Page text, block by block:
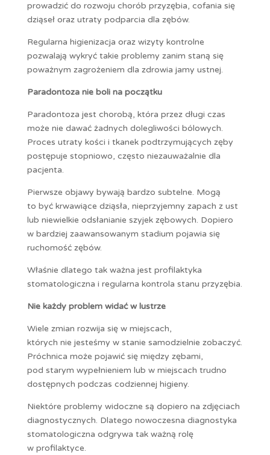
prowadzić do rozwoju chorób przyzębia, cofania się
dziąseł oraz utraty podparcia dla zębów.
Regularna higienizacja oraz wizyty kontrolne
pozwalają wykryć takie problemy zanim staną się
poważnym zagrożeniem dla zdrowia jamy ustnej.
Paradontoza nie boli na początku
Paradontoza jest chorobą, która przez długi czas
może nie dawać żadnych dolegliwości bólowych.
Proces utraty kości i tkanek podtrzymujących zęby
postępuje stopniowo, często niezauważalnie dla
pacjenta.
Pierwsze objawy bywają bardzo subtelne. Mogą
to być krwawiące dziąsła, nieprzyjemny zapach z ust
lub niewielkie odsłanianie szyjek zębowych. Dopiero
w bardziej zaawansowanym stadium pojawia się
ruchomość zębów.
Właśnie dlatego tak ważna jest profilaktyka
stomatologiczna i regularna kontrola stanu przyzębia.
Nie każdy problem widać w lustrze
Wiele zmian rozwija się w miejscach,
których nie jesteśmy w stanie samodzielnie zobaczyć.
Próchnica może pojawić się między zębami,
pod starym wypełnieniem lub w miejscach trudno
dostępnych podczas codziennej higieny.
Niektóre problemy widoczne są dopiero na zdjęciach
diagnostycznych. Dlatego nowoczesna diagnostyka
stomatologiczna odgrywa tak ważną rolę
w profilaktyce.